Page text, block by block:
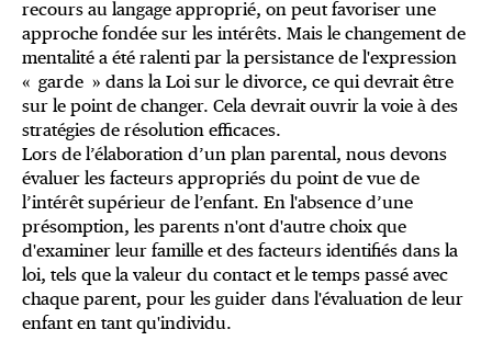
recours au langage approprié, on peut favoriser une
approche fondée sur les intérêts. Mais le changement de
mentalité a été ralenti par la persistance de l'expression
« garde » dans la Loi sur le divorce, ce qui devrait être
sur le point de changer. Cela devrait ouvrir la voie à des
Lors de l’élaboration d’un plan parental, nous devons
évaluer les facteurs appropriés du point de vue de
l’intérêt supérieur de l’enfant. En l'absence d’une
présomption, les parents n'ont d'autre choix que
d'examiner leur famille et des facteurs identifiés dans la
loi, tels que la valeur du contact et le temps passé avec
chaque parent, pour les guider dans l'évaluation de leur
enfant en tant qu'individu.